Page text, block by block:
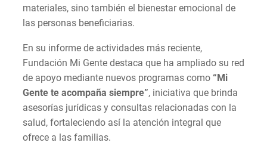
materiales, sino también el bienestar emocional de
las personas beneficiarias.
En su informe de actividades más reciente,
Fundación Mi Gente destaca que ha ampliado su red
de apoyo mediante nuevos programas como “Mi
Gente te acompaña siempre”, iniciativa que brinda
asesorías jurídicas y consultas relacionadas con la
salud, fortaleciendo así la atención integral que
ofrece a las familias.